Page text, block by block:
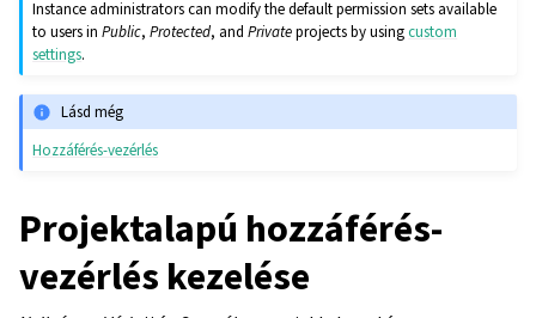
Instance administrators can modify the default permission sets available
to users inPublic,Protected, andPrivateprojects by usingcustom
settings.
Lásd még
Hozzáférés-vezérlés
Projektalapú hozzáférés-
vezérlés kezelése